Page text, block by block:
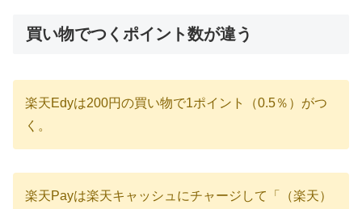
買い物でつくポイント数が違う
楽天Edyは200円の買い物で1ポイント（0.5％）がつ
く。
楽天Payは楽天キャッシュにチャージして「（楽天）